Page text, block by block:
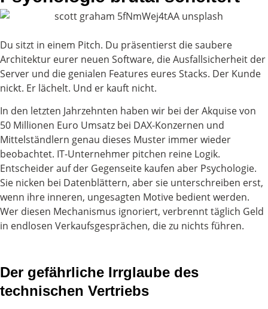
Du sitzt in einem Pitch. Du präsentierst die saubere
Architektur eurer neuen Software, die Ausfallsicherheit der
Server und die genialen Features eures Stacks. Der Kunde
nickt. Er lächelt. Und er kauft nicht.
In den letzten Jahrzehnten haben wir bei der Akquise von
50 Millionen Euro Umsatz bei DAX-Konzernen und
Mittelständlern genau dieses Muster immer wieder
beobachtet. IT-Unternehmer pitchen reine Logik.
Entscheider auf der Gegenseite kaufen aber Psychologie.
Sie nicken bei Datenblättern, aber sie unterschreiben erst,
wenn ihre inneren, ungesagten Motive bedient werden.
Wer diesen Mechanismus ignoriert, verbrennt täglich Geld
in endlosen Verkaufsgesprächen, die zu nichts führen.
Der gefährliche Irrglaube des
technischen Vertriebs